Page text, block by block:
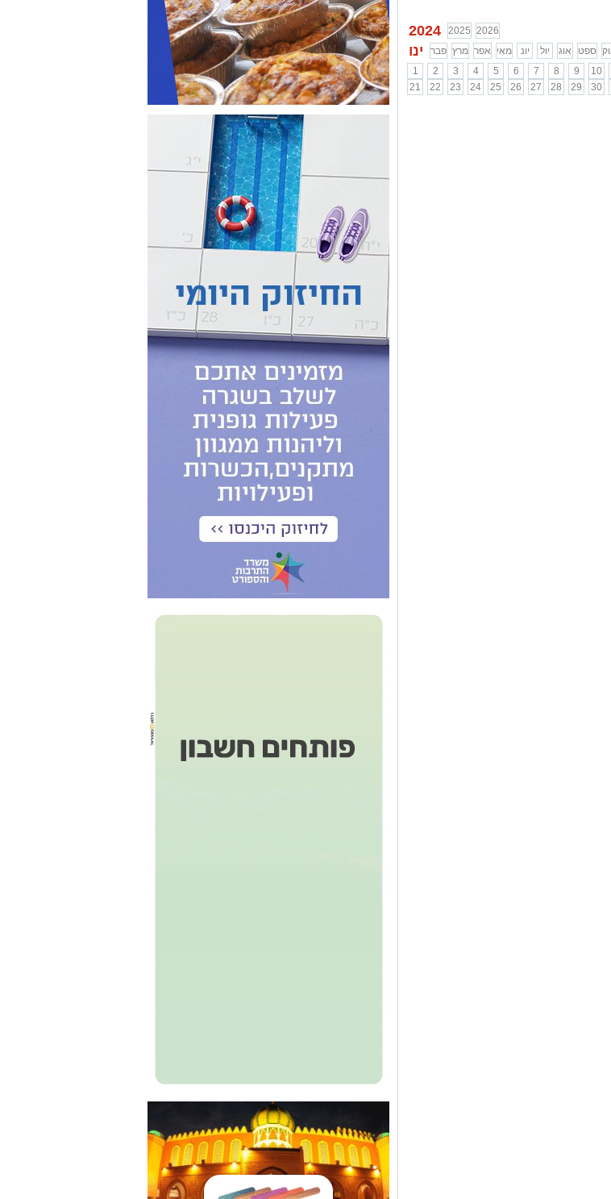
2024 2025 2026
ינו פבר מרץ אפר מאי יונ יול אוג ספט
1
2 3 4 5 6 7 8 9 10
21
22 23 24 25 26 27 28 29 30